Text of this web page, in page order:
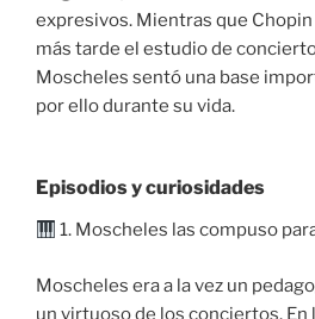
expresivos. Mientras que
más tarde el estudio de
Moscheles sentó una base
por ello durante su vida.
Episodios y curiosidades
1. Moscheles las compuso
Moscheles era a la vez un
un virtuoso de los conciertos. En